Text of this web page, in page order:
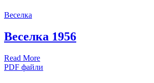
Веселка
Веселка 1956
Read More
PDF файли